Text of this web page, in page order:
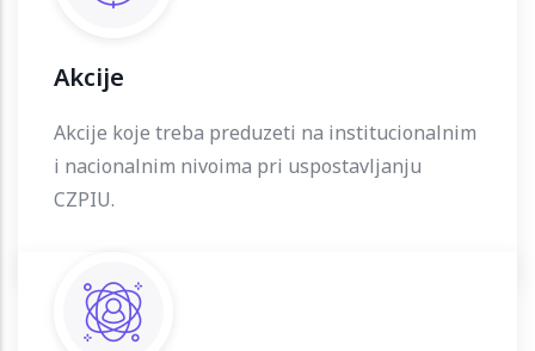
Akcije
Akcije koje treba preduzeti na institucionalnim
i nacionalnim nivoima pri uspostavljanju
CZPIU.